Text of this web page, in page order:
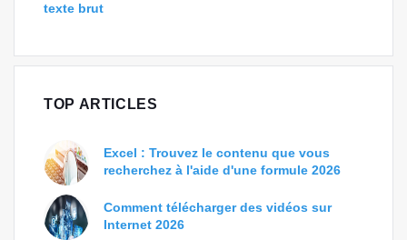
texte brut
TOP ARTICLES
Excel : Trouvez le contenu que vous
recherchez à l'aide d'une formule 2026
Comment télécharger des vidéos sur
Internet 2026